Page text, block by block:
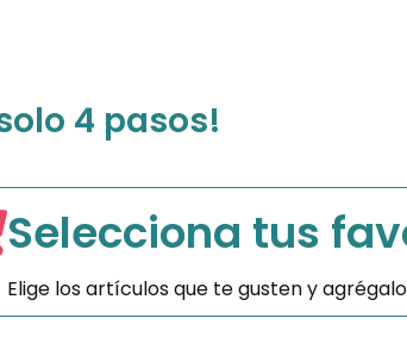
4 pasos!
Selecciona tus
Elige los artículos que te gusten y